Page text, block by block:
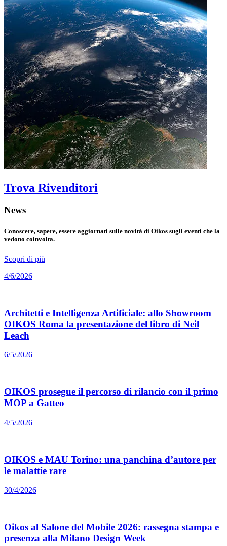
Trova Rivenditori
News
Conoscere, sapere, essere aggiornati sulle novità di Oikos sugli eventi che la
vedono coinvolta.
Scopri di più
4/6/2026
Architetti e Intelligenza Artificiale: allo Showroom
OIKOS Roma la presentazione del libro di Neil
Leach
6/5/2026
OIKOS prosegue il percorso di rilancio con il primo
MOP a Gatteo
4/5/2026
OIKOS e MAU Torino: una panchina d’autore per
le malattie rare
30/4/2026
Oikos al Salone del Mobile 2026: rassegna stampa e
presenza alla Milano Design Week